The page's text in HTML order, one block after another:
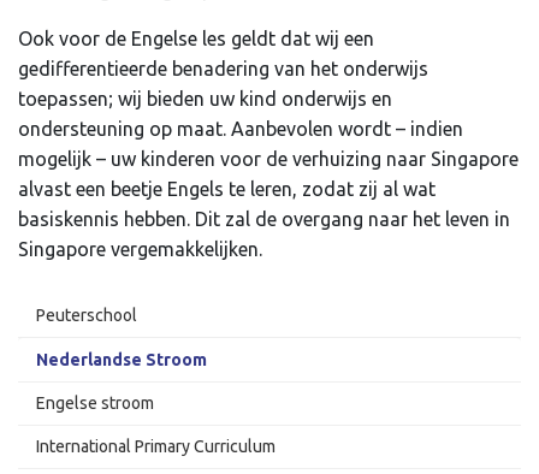
Ook voor de Engelse les geldt dat wij een
gedifferentieerde benadering van het onderwijs
toepassen; wij bieden uw kind onderwijs en
ondersteuning op maat. Aanbevolen wordt – indien
mogelijk – uw kinderen voor de verhuizing naar Singapore
alvast een beetje Engels te leren, zodat zij al wat
basiskennis hebben. Dit zal de overgang naar het leven in
Singapore vergemakkelijken.
Peuterschool
Nederlandse Stroom
Engelse stroom
International Primary Curriculum